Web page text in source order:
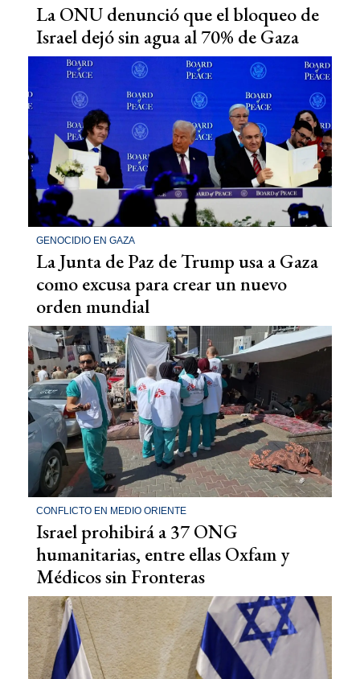
La ONU denunció que el bloqueo de
Israel dejó sin agua al 70% de Gaza
GENOCIDIO EN GAZA
La Junta de Paz de Trump usa a Gaza
como excusa para crear un nuevo
orden mundial
CONFLICTO EN MEDIO ORIENTE
Israel prohibirá a 37 ONG
humanitarias, entre ellas Oxfam y
Médicos sin Fronteras